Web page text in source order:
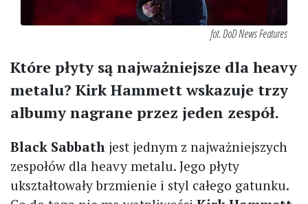
fot. DoD News Features
Które płyty są najważniejsze dla heavy
metalu? Kirk Hammett wskazuje trzy
albumy nagrane przez jeden zespół.
Black Sabbath jest jednym z najważniejszych
zespołów dla heavy metalu. Jego płyty
ukształtowały brzmienie i styl całego gatunku.